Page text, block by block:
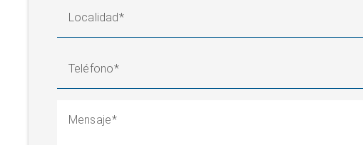
Localidad
Teléfono
Mensaje